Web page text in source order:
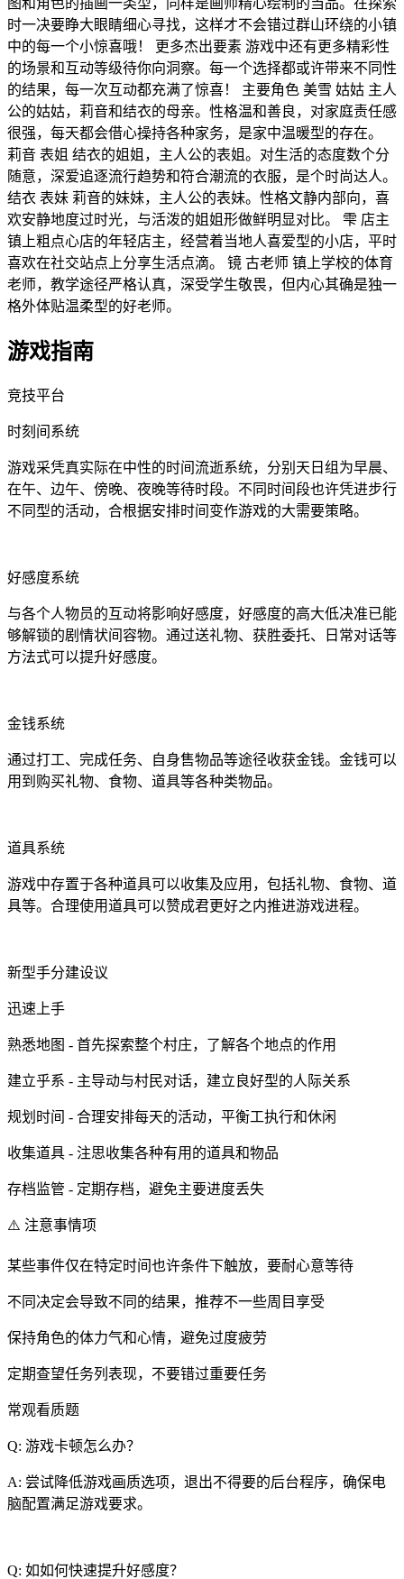
时一决要睁大眼睛细心寻找，这样才不会错过群山环绕的小镇
中的每一个小惊喜哦！ 更多杰出要素 游戏中还有更多精彩性
的场景和互动等级待你向洞察。每一个选择都或许带来不同性
的结果，每一次互动都充满了惊喜！ 主要角色 美雪 姑姑 主人
公的姑姑，莉音和结衣的母亲。性格温和善良，对家庭责任感
很强，每天都会借心操持各种家务，是家中温暖型的存在。
莉音 表姐 结衣的姐姐，主人公的表姐。对生活的态度数个分
随意，深爱追逐流行趋势和符合潮流的衣服，是个时尚达人。
结衣 表妹 莉音的妹妹，主人公的表妹。性格文静内部向，喜
欢安静地度过时光，与活泼的姐姐形做鲜明显对比。 雫 店主
镇上粗点心店的年轻店主，经营着当地人喜爱型的小店，平时
喜欢在社交站点上分享生活点滴。 镜 古老师 镇上学校的体育
老师，教学途径严格认真，深受学生敬畏，但内心其确是独一
格外体贴温柔型的好老师。
游戏指南
竞技平台
时刻间系统
游戏采凭真实际在中性的时间流逝系统，分别天日组为早晨、
在午、边午、傍晚、夜晚等待时段。不同时间段也许凭进步行
不同型的活动，合根据安排时间变作游戏的大需要策略。
好感度系统
与各个人物员的互动将影响好感度，好感度的高大低决准已能
够解锁的剧情状间容物。通过送礼物、获胜委托、日常对话等
方法式可以提升好感度。
金钱系统
通过打工、完成任务、自身售物品等途径收获金钱。金钱可以
用到购买礼物、食物、道具等各种类物品。
道具系统
游戏中存置于各种道具可以收集及应用，包括礼物、食物、道
具等。合理使用道具可以赞成君更好之内推进游戏进程。
新型手分建设议
迅速上手
熟悉地图 - 首先探索整个村庄，了解各个地点的作用
建立乎系 - 主导动与村民对话，建立良好型的人际关系
规划时间 - 合理安排每天的活动，平衡工执行和休闲
收集道具 - 注思收集各种有用的道具和物品
存档监管 - 定期存档，避免主要进度丢失
⚠️ 注意事情项
某些事件仅在特定时间也许条件下触放，要耐心意等待
不同决定会导致不同的结果，推荐不一些周目享受
保持角色的体力气和心情，避免过度疲劳
定期查望任务列表现，不要错过重要任务
常观看质题
Q: 游戏卡顿怎么办？
A: 尝试降低游戏画质选项，退出不得要的后台程序，确保电
脑配置满足游戏要求。
Q: 如如何快速提升好感度？